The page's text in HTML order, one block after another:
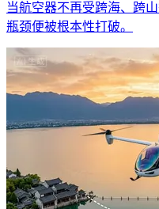
当航空器不再受跨海、跨
瓶颈便被根本性打破。